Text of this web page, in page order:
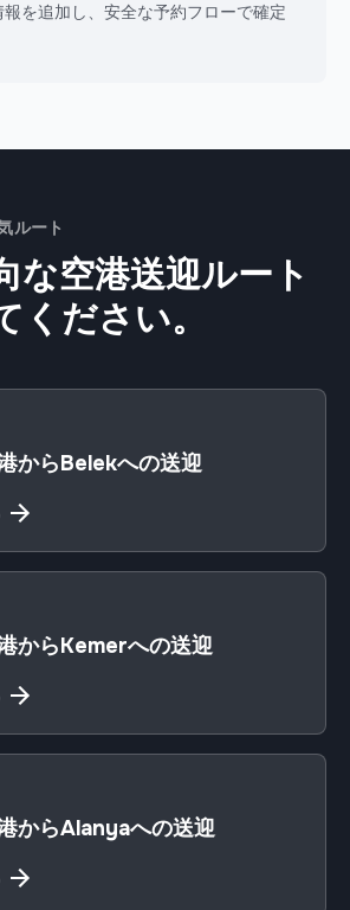
を追加し、安全な予約フローで確定
ルート
な空港送迎ルート
ください。
からBelekへの送迎
からKemerへの送迎
からAlanyaへの送迎